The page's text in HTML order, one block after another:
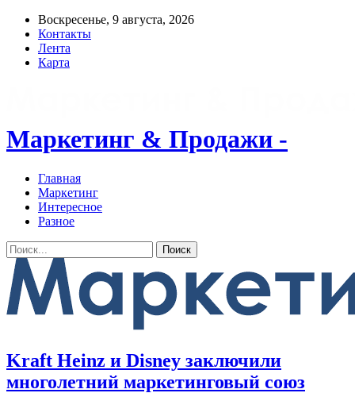
Воскресенье, 9 августа, 2026
Контакты
Лента
Карта
Маркетинг & Продажи -
Главная
Маркетинг
Интересное
Разное
Kraft Heinz и Disney заключили
многолетний маркетинговый союз